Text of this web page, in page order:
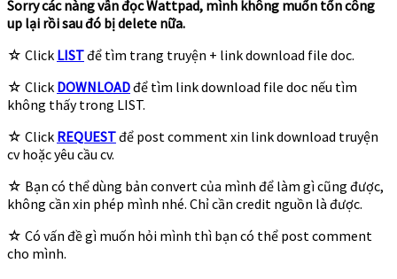
Sorry các nàng vẫn đọc Wattpad, mình không muốn tốn công
up lại rồi sau đó bị delete nữa.
☆ Click LISTđể tìm trang truyện + link download file doc.
☆ Click DOWNLOADđể tìm link download file doc nếu tìm
không thấy trong LIST.
☆ Click REQUESTđể post comment xin link download truyện
cv hoặc yêu cầu cv.
☆ Bạn có thể dùng bản convert của mình để làm gì cũng được,
không cần xin phép mình nhé. Chỉ cần credit nguồn là được.
☆ Có vấn đề gì muốn hỏi mình thì bạn có thể post comment
cho mình.